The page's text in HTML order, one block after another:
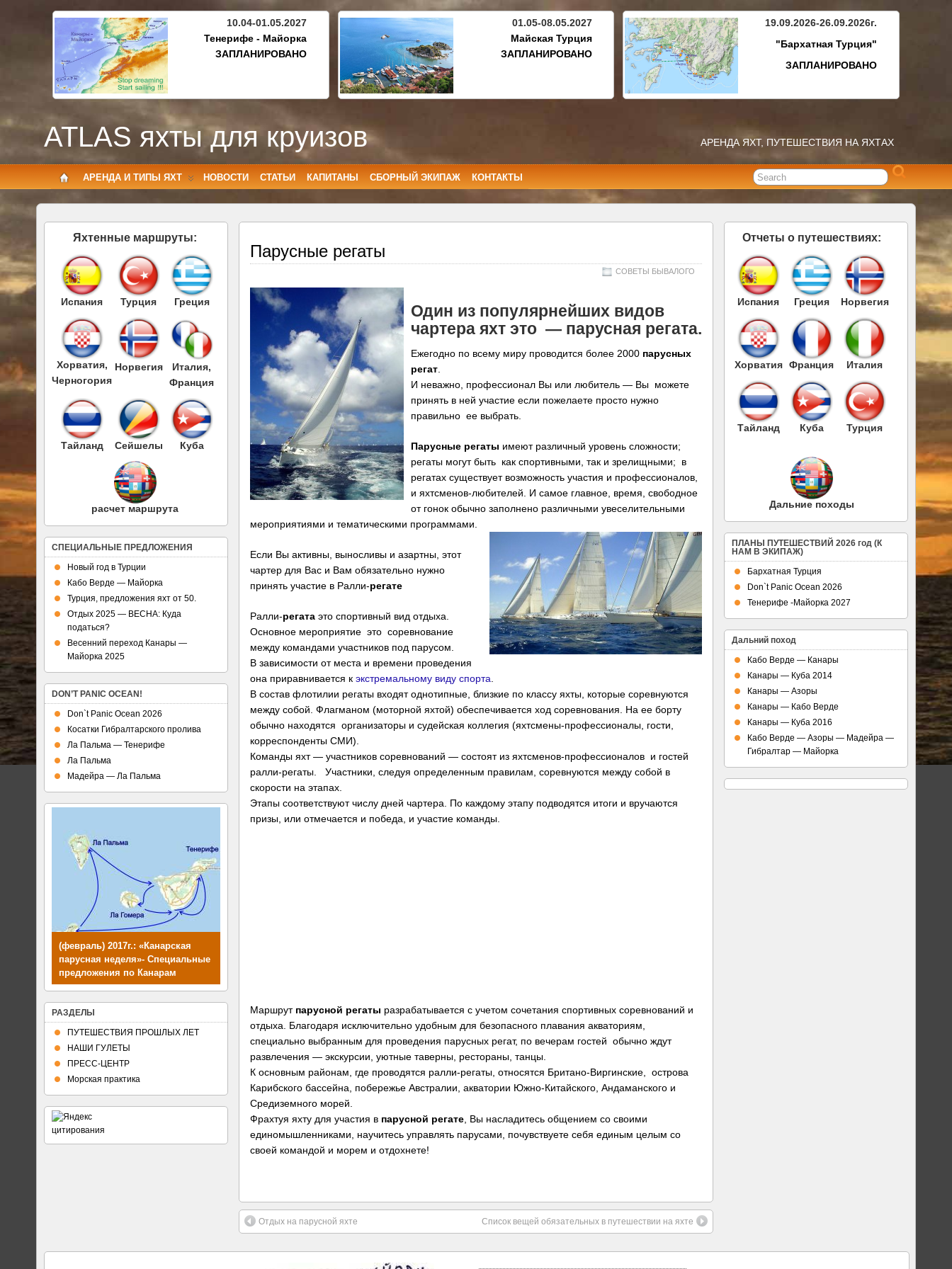
10.04-01.05.2027
Тенерифе - Майорка
ЗАПЛАНИРОВАНО
01.05-08.05.2027
Майская Турция
ЗАПЛАНИРОВАНО
19.09.2026-26.09.2026г.
"Бархатная Турция"
ЗАПЛАНИРОВАНО
ATLAS яхты для круизов АРЕНДА ЯХТ, ПУТЕШЕСТВИЯ НА ЯХТАХ
АРЕНДА И ТИПЫ ЯХТ НОВОСТИ СТАТЬИ КАПИТАНЫ СБОРНЫЙ ЭКИПАЖ КОНТАКТЫ
Парусные регаты
СОВЕТЫ БЫВАЛОГО
Один из популярнейших видов
чартера яхт это — парусная регата.
Ежегодно по всему миру проводится более 2000 парусных
регат.
И неважно, профессионал Вы или любитель — Вы можете
принять в ней участие если пожелаете просто нужно
правильно ее выбрать.
Парусные регаты имеют различный уровень сложности;
регаты могут быть как спортивными, так и зрелищными; в
регатах существует возможность участия и профессионалов,
и яхтсменов-любителей. И самое главное, время, свободное
от гонок обычно заполнено различными увеселительными
мероприятиями и тематическими программами.
Если Вы активны, выносливы и азартны, этот
чартер для Вас и Вам обязательно нужно
принять участие в Ралли-регате
Ралли-регата это спортивный вид отдыха.
Основное мероприятие это соревнование
между командами участников под парусом.
В зависимости от места и времени проведения
она приравнивается к экстремальному виду спорта
В состав флотилии регаты входят однотипные, близкие по классу яхты, которые соревнуются
между собой. Флагманом (моторной яхтой) обеспечивается ход соревнования. На ее борту
обычно находятся организаторы и судейская коллегия (яхтсмены-профессионалы, гости,
корреспонденты СМИ).
Команды яхт — участников соревнований — состоят из яхтсменов-профессионалов и гостей
ралли-регаты. Участники, следуя определенным правилам, соревнуются между собой в
скорости на этапах.
Этапы соответствуют числу дней чартера. По каждому этапу подводятся итоги и вручаются
призы, или отмечается и победа, и участие команды.
Маршрут парусной регаты разрабатывается с учетом сочетания спортивных соревнований и
отдыха. Благодаря исключительно удобным для безопасного плавания акваториям,
специально выбранным для проведения парусных регат, по вечерам гостей обычно ждут
развлечения — экскурсии, уютные таверны, рестораны, танцы.
К основным районам, где проводятся ралли-регаты, относятся Британо-Виргинские, острова
Карибского бассейна, побережье Австралии, акватории Южно-Китайского, Андаманского и
Средиземного морей.
Фрахтуя яхту для участия в парусной регате , Вы насладитесь общением со своими
единомышленниками, научитесь управлять парусами, почувствуете себя единым целым со
своей командой и морем и отдохнете!
Отдых на парусной яхте Список вещей обязательных в путешествии на яхте
Яхтенные маршруты:
Испания Турция Греция
Хорватия,
Черногория
Норвегия
Италия,
Франция
Тайланд Сейшелы Куба
расчет маршрута
СПЕЦИАЛЬНЫЕ ПРЕДЛОЖЕНИЯ
Новый год в Турции
Кабо Верде — Майорка
Турция, предложения яхт от 50.
Отдых 2025 — ВЕСНА: Куда
податься?
Весенний переход Канары —
Майорка 2025
DON’T PANIC OCEAN!
Don`t Panic Ocean 2026
Косатки Гибралтарского пролива
Ла Пальма — Тенерифе
Ла Пальма
Мадейра — Ла Пальма
(февраль) 2017г.: «Канарская
парусная неделя»- Специальные
предложения по Канарам
РАЗДЕЛЫ
ПУТЕШЕСТВИЯ ПРОШЛЫХ ЛЕТ
НАШИ ГУЛЕТЫ
ПРЕСС-ЦЕНТР
Морская практика
Отчеты о путешествиях:
Испания Греция Норвегия
Хорватия Франция Италия
Тайланд Куба Турция
Дальние походы
ПЛАНЫ ПУТЕШЕСТВИЙ 2026 год (К
НАМ В ЭКИПАЖ)
Бархатная Турция
Don`t Panic Ocean 2026
Тенерифе -Майорка 2027
Дальний поход
Кабо Верде — Канары
Канары — Куба 2014
Канары — Азоры
Канары — Кабо Верде
Канары — Куба 2016
Кабо Верде — Азоры — Мадейра —
Гибралтар — Майорка